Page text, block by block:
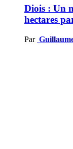
Diois : Un
hectares
Par